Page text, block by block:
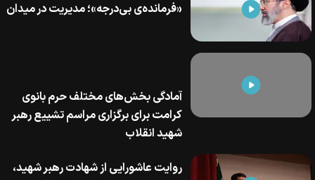
«فرمانده‌ی بی‌درجه»؛ مدیریت در میدان
آمادگی بخش‌های مختلف حرم بانوی
کرامت برای برگزاری مراسم تشییع رهبر
شهید انقلاب
روایت عاشورایی از شهادت رهبر شهید،